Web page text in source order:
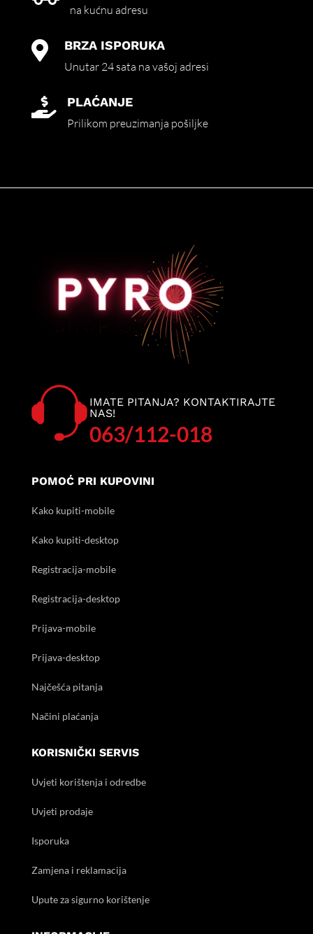
na kućnu adresu
 BRZA ISPORUKA
Unutar 24 sata na vašoj adresi
 PLAĆANJE
Prilikom preuzimanja pošiljke
IMATE PITANJA? KONTAKTIRAJTE
NAS!
063/112-018
POMOĆ PRI KUPOVINI
Kako kupiti-mobile
Kako kupiti-desktop
Registracija-mobile
Registracija-desktop
Prijava-mobile
Prijava-desktop
Najčešća pitanja
Načini plaćanja
KORISNIČKI SERVIS
Uvjeti korištenja i odredbe
Uvjeti prodaje
Isporuka
Zamjena i reklamacija
Upute za sigurno korištenje